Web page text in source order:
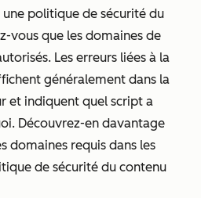
politique de sécurité du
vous que les domaines de
Les erreurs liées à la
généralement dans la
et indiquent quel script a
Découvrez-en davantage
domaines requis dans les
de sécurité du contenu